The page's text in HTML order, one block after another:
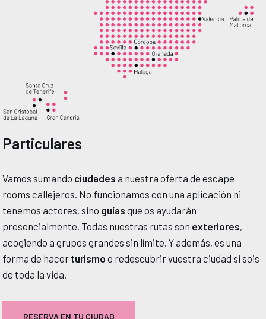
Particulares
Vamos sumando ciudades a nuestra oferta de escape
rooms callejeros. No funcionamos con una aplicación ni
tenemos actores, sino guías que os ayudarán
presencialmente. Todas nuestras rutas son exteriores,
acogiendo a grupos grandes sin límite. Y además,es una
forma de hacer turismo o redescubrir vuestra ciudad si sois
de toda la vida
RESERVA EN TU CIUDAD